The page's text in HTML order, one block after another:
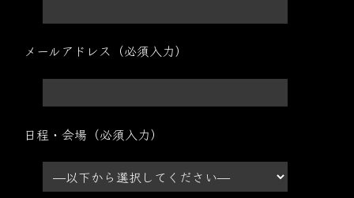
メールアドレス（必須入力）
日程・会場（必須入力）